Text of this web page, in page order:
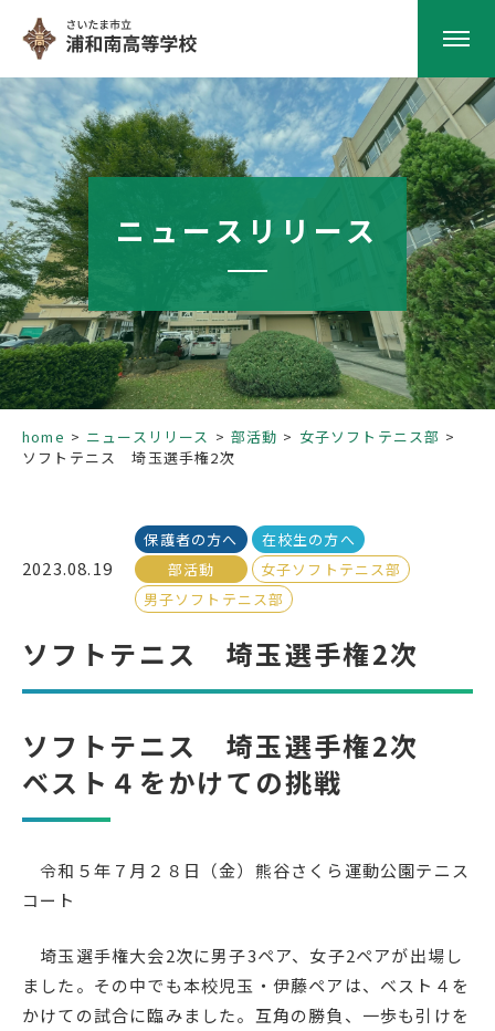
HOME
学校紹介
南高の教育
学校生活
部活動
受検生の方へ
事務室より
在校生の皆さんへ
本校のPTA活動
アクセス
お問い合わせ
English
プライバシーポリシー
ニュースリリース
home ニュースリリース 部活動
女子ソフトテニス部
ソフトテニス 埼玉選手権2次
2023.08.19
保護者の方へ
在校生の方へ
部活動
女子ソフトテニス部
男子ソフトテニス部
ソフトテニス 埼玉選手権2次
ソフトテニス 埼玉選手権2次
ベスト４をかけての挑戦
令和５年７月２８日（金）熊谷さくら運動公園テニス
コート
埼玉選手権大会2次に男子3ペア、女子2ペアが出場し
ました。その中でも本校児玉・伊藤ペアは、ベスト４を
かけての試合に臨みました。互角の勝負、一歩も引けを